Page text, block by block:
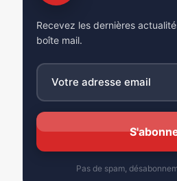
Recevez les dernières
boîte mail.
Pas de spam,